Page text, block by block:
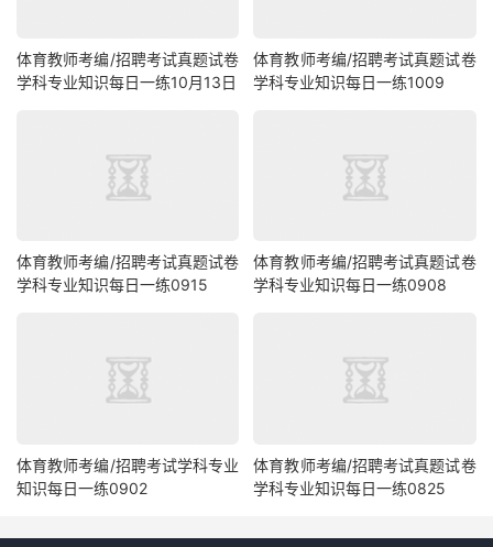
体育教师考编/招聘考试真题试卷
学科专业知识每日一练10月13日
体育教师考编/招聘考试真题试卷
学科专业知识每日一练1009
体育教师考编/招聘考试真题试卷
学科专业知识每日一练0915
体育教师考编/招聘考试真题试卷
学科专业知识每日一练0908
体育教师考编/招聘考试学科专业
知识每日一练0902
体育教师考编/招聘考试真题试卷
学科专业知识每日一练0825